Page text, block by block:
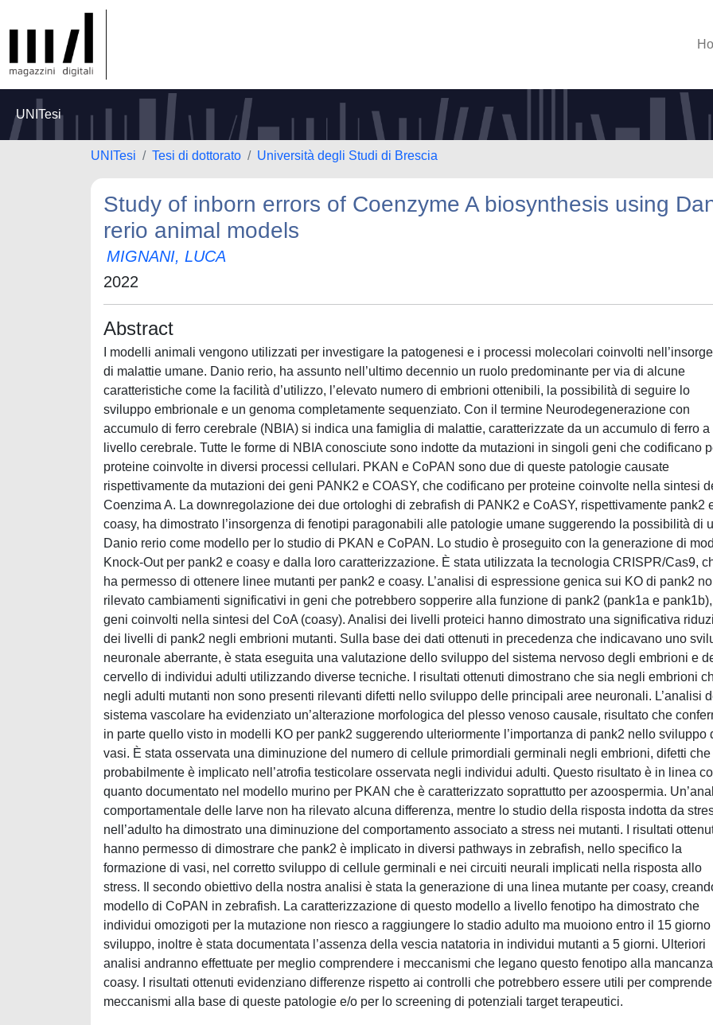
UNITesi
UNITesi Tesi di dottorato Università degli Studi di Brescia
Study of inborn errors of Coenzyme A biosynthesis using
rerio animal models
MIGNANI, LUCA
2022
Abstract
I modelli animali vengono utilizzati per investigare la patogenesi e i processi molecolari coinvolti
di malattie umane. Danio rerio, ha assunto nell’ultimo decennio un ruolo predominante per via di alcune
caratteristiche come la facilità d’utilizzo, l’elevato numero di embrioni ottenibili, la possibilità di seguire lo
sviluppo embrionale e un genoma completamente sequenziato. Con il termine Neurodegenerazione con
accumulo di ferro cerebrale (NBIA) si indica una famiglia di malattie, caratterizzate da un accumulo di ferro a
livello cerebrale. Tutte le forme di NBIA conosciute sono indotte da mutazioni in singoli geni che codificano
proteine coinvolte in diversi processi cellulari. PKAN e CoPAN sono due di queste patologie causate
rispettivamente da mutazioni dei geni PANK2 e COASY, che codificano per proteine coinvolte nella sintesi
Coenzima A. La downregolazione dei due ortologhi di zebrafish di PANK2 e CoASY, rispettivamente pank2
coasy, ha dimostrato l’insorgenza di fenotipi paragonabili alle patologie umane suggerendo la possibilità di
Danio rerio come modello per lo studio di PKAN e CoPAN. Lo studio è proseguito con la generazione di
Knock-Out per pank2 e coasy e dalla loro caratterizzazione. È stata utilizzata la tecnologia CRISPR/Cas9,
ha permesso di ottenere linee mutanti per pank2 e coasy. L’analisi di espressione genica sui KO di pank2
rilevato cambiamenti significativi in geni che potrebbero sopperire alla funzione di pank2 (pank1a e
geni coinvolti nella sintesi del CoA (coasy). Analisi dei livelli proteici hanno dimostrato una significativa
dei livelli di pank2 negli embrioni mutanti. Sulla base dei dati ottenuti in precedenza che indicavano uno
neuronale aberrante, è stata eseguita una valutazione dello sviluppo del sistema nervoso degli embrioni e
cervello di individui adulti utilizzando diverse tecniche. I risultati ottenuti dimostrano che sia negli embrioni
negli adulti mutanti non sono presenti rilevanti difetti nello sviluppo delle principali aree neuronali. L’analisi
sistema vascolare ha evidenziato un’alterazione morfologica del plesso venoso causale, risultato che
in parte quello visto in modelli KO per pank2 suggerendo ulteriormente l’importanza di pank2 nello sviluppo
vasi. È stata osservata una diminuzione del numero di cellule primordiali germinali negli embrioni, difetti che
probabilmente è implicato nell’atrofia testicolare osservata negli individui adulti. Questo risultato è in linea
quanto documentato nel modello murino per PKAN che è caratterizzato soprattutto per azoospermia.
comportamentale delle larve non ha rilevato alcuna differenza, mentre lo studio della risposta indotta da
nell’adulto ha dimostrato una diminuzione del comportamento associato a stress nei mutanti. I risultati
hanno permesso di dimostrare che pank2 è implicato in diversi pathways in zebrafish, nello specifico la
formazione di vasi, nel corretto sviluppo di cellule germinali e nei circuiti neurali implicati nella risposta allo
stress. Il secondo obiettivo della nostra analisi è stata la generazione di una linea mutante per coasy,
modello di CoPAN in zebrafish. La caratterizzazione di questo modello a livello fenotipo ha dimostrato che
individui omozigoti per la mutazione non riesco a raggiungere lo stadio adulto ma muoiono entro il 15 giorno
sviluppo, inoltre è stata documentata l’assenza della vescia natatoria in individui mutanti a 5 giorni. Ulteriori
analisi andranno effettuate per meglio comprendere i meccanismi che legano questo fenotipo alla
coasy. I risultati ottenuti evidenziano differenze rispetto ai controlli che potrebbero essere utili per
meccanismi alla base di queste patologie e/o per lo screening di potenziali target terapeutici.